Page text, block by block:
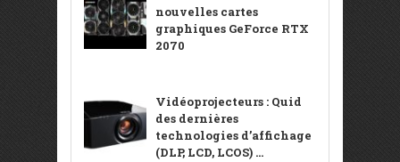
nouvelles cartes
graphiques GeForce RTX
2070
Vidéoprojecteurs : Quid
des dernières
technologies d’affichage
(DLP, LCD, LCOS) ...